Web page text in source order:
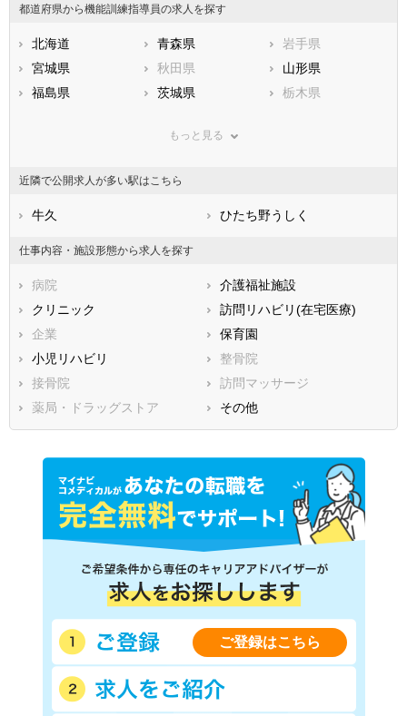
都道府県から機能訓練指導員の求人を探す
北海道 青森県
岩手県
宮城県
秋田県
山形県
福島県
茨城県
栃木県
神奈川県
石川県
福井県
静岡県
三重県
鳥取県
岡山県
広島県
徳島県
香川県
福岡県
熊本県
宮崎県
鹿児島県
もっと見る
近隣で公開求人が多い駅はこちら
牛久 ひたち野うしく
仕事内容・施設形態から求人を探す
病院
介護福祉施設
クリニック
訪問リハビリ(在宅医療)
企業
保育園
小児リハビリ
整骨院
接骨院
訪問マッサージ
薬局・ドラッグストア
その他
ご登録はこちら